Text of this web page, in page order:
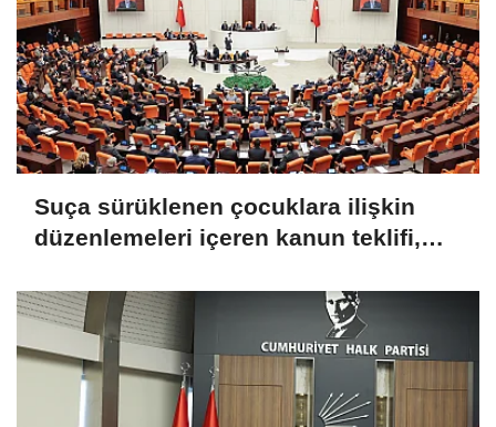
Suça sürüklenen çocuklara ilişkin
düzenlemeleri içeren kanun teklifi,